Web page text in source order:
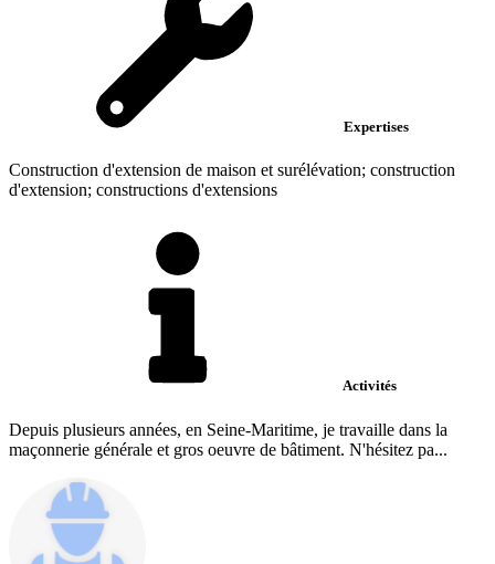
Expertises
Construction d'extension de maison et surélévation; construction
d'extension; constructions d'extensions
Activités
Depuis plusieurs années, en Seine-Maritime, je travaille dans la
maçonnerie générale et gros oeuvre de bâtiment. N'hésitez pa...